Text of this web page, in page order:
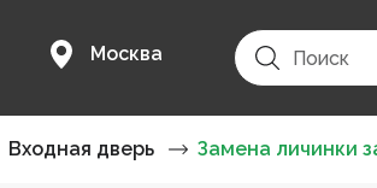
Москва
Входная дверь Замена личинки